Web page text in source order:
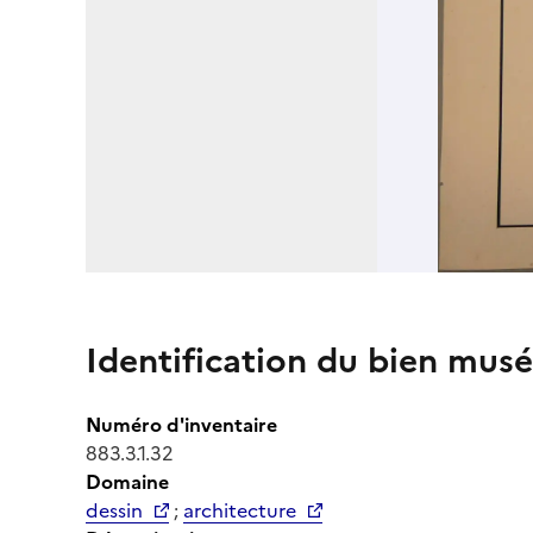
Identification du bien
Numéro d'inventaire
883.3.1.32
Domaine
dessin
; architecture